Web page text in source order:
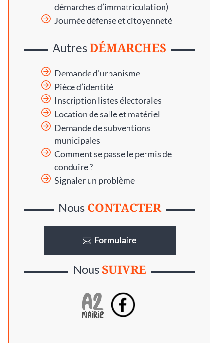
démarches d’immatriculation)
Journée défense et citoyenneté
AutresDÉMARCHES
Demande d’urbanisme
Pièce d’identité
Inscription listes électorales
Location de salle et matériel
Demande de subventions
municipales
Comment se passe le permis de
conduire ?
Signaler un problème
Nous CONTACTER
Formulaire
NousSUIVRE